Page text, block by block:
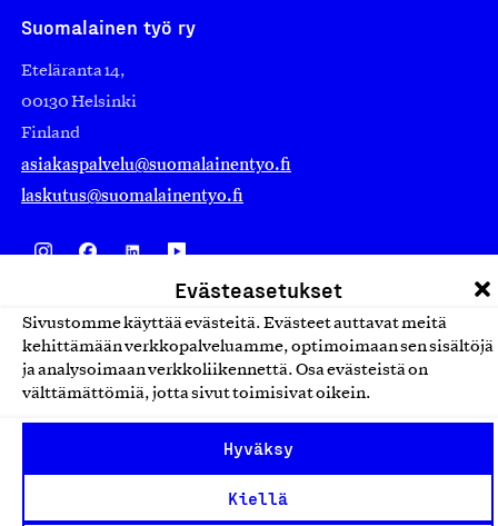
Evästeasetukset
Sivustomme käyttää evästeitä. Evästeet auttavat meitä
kehittämään verkkopalveluamme, optimoimaan sen sisältöjä
ja analysoimaan verkkoliikennettä. Osa evästeistä on
välttämättömiä, jotta sivut toimisivat oikein.
Hyväksy
Kiellä
Suomalainen työ ry
Eteläranta 14,
00130 Helsinki
Finland
asiakaspalvelu@suomalainentyo.fi
laskutus@suomalainentyo.fi
Avainlippu